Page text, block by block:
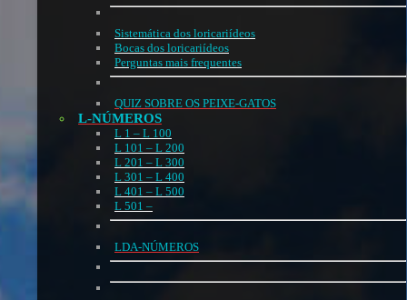
Sistemática dos loricariídeos
Bocas dos loricariídeos
Perguntas mais frequentes
QUIZ SOBRE OS PEIXE-GATOS
L-NÚMEROS
L 1 – L 100
L 101 – L 200
L 201 – L 300
L 301 – L 400
L 401 – L 500
L 501 –
LDA-NÚMEROS